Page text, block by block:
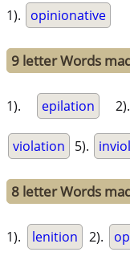
1). opinionative
9 letter Words
1). epilation
violation 5).
8 letter Words
1). lenition 2).